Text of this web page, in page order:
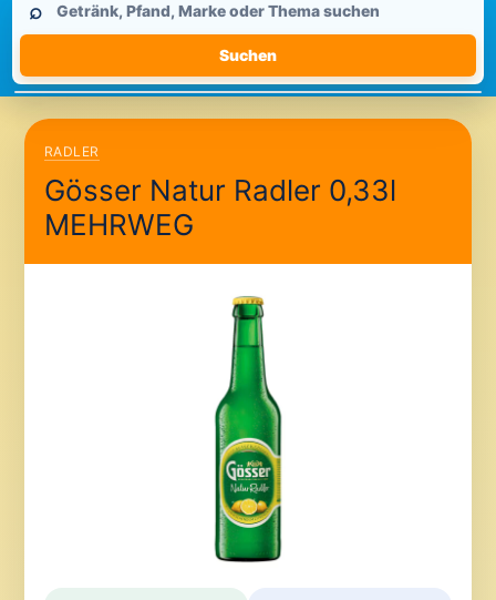
durchsuchen
⌕
Suchen
RADLER
Gösser Natur Radler 0,33l
MEHRWEG